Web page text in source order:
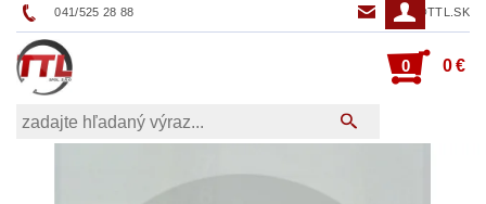
041/525 28 88 TTL@TTL.SK
0 0 €